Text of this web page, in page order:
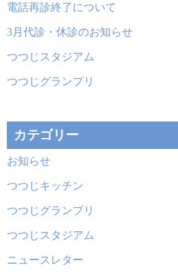
電話再診終了について
3月代診・休診のお知らせ
つつじスタジアム
つつじグランプリ
カテゴリー
お知らせ
つつじキッチン
つつじグランプリ
つつじスタジアム
ニュースレター